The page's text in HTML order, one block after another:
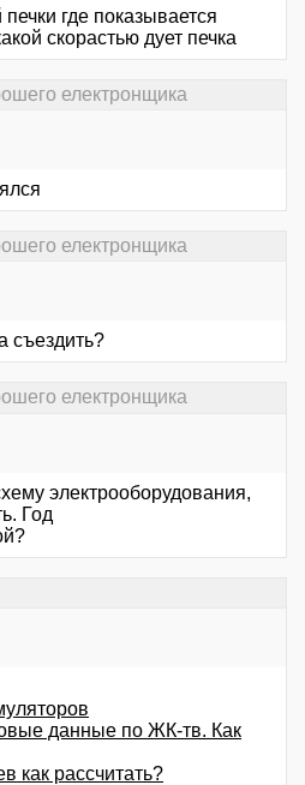
где показывается
скорастью дует печка
електронщика
електронщика
съездить?
електронщика
электрооборудования,
Год
данные по ЖК-тв. Как
как рассчитать?